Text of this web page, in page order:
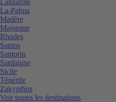
La-Palma
Madère
Majorque
Rhodes
Samos
Santorin
Sardaigne
Sicile
Ténérife
Zakynthos
Voir toutes les destinations